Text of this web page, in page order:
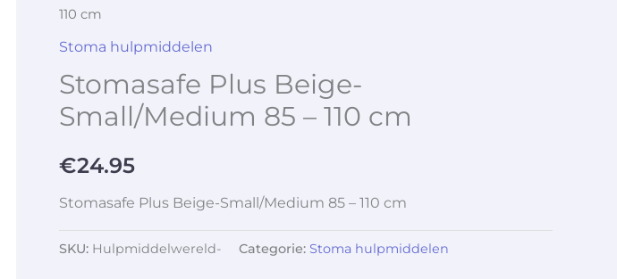
110 cm
Stoma hulpmiddelen
Stomasafe Plus Beige-
Small/Medium 85 – 110 cm
€24.95
Stomasafe Plus Beige-Small/Medium 85 – 110 cm
SKU: Hulpmiddelwereld- Categorie: Stoma hulpmiddelen